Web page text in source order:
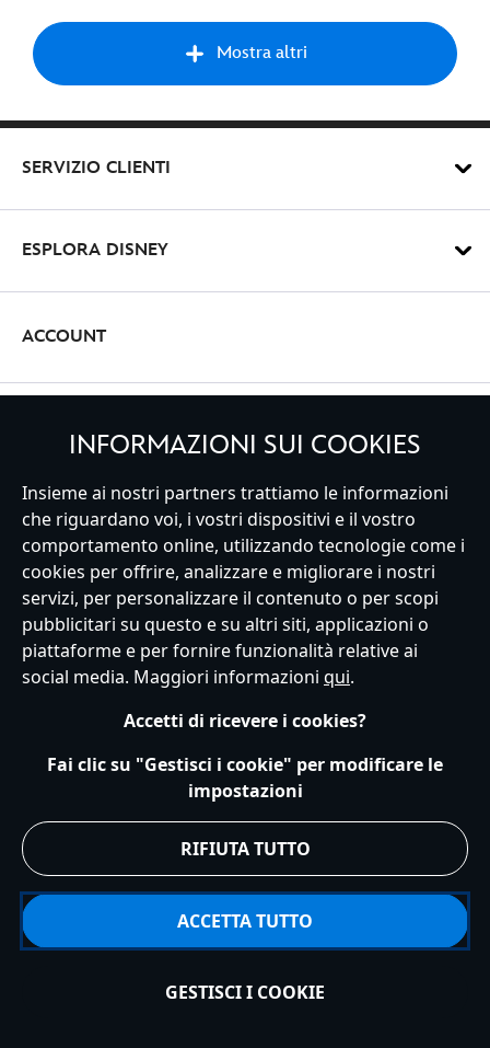
Mostra altri
SERVIZIO CLIENTI
ESPLORA DISNEY
ACCOUNT
Italy
Servizio Clienti Termini d'Uso Trova Negozio
Mappa del Sito
Normativa Europea sul trattamento dei dati personali
Informativa sulla privacy UE
Termini e Condizioni generali
Accessibility
INFORMAZIONI SUI COOKIES
Insieme ai nostri partners trattiamo le informazioni
che riguardano voi, i vostri dispositivi e il vostro
comportamento online, utilizzando tecnologie come i
cookies per offrire, analizzare e migliorare i nostri
servizi, per personalizzare il contenuto o per scopi
pubblicitari su questo e su altri siti, applicazioni o
piattaforme e per fornire funzionalità relative ai
social media. Maggiori informazioni qui.
Accetti di ricevere i cookies?
Fai clic su "Gestisci i cookie" per modificare le
impostazioni
RIFIUTA TUTTO
ACCETTA TUTTO
GESTISCI I COOKIE